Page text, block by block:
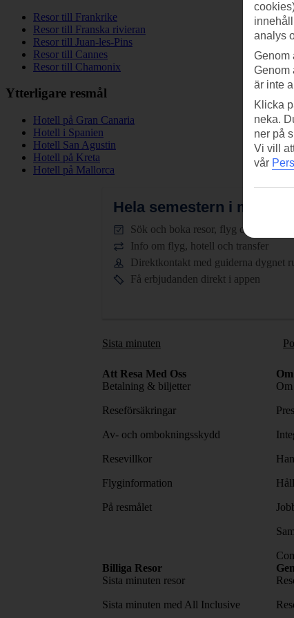
Resor till Frankrike
Resor till Franska rivieran
Resor till Juan-les-Pins
Resor till Cannes
Resor till Chamonix
Ytterligare resmål
Hotell på Gran Canaria
Hotell i Spanien
Hotell San Agustin
Hotell på Kreta
Hotell på Mallorca
Hela semestern i mobilen.
Sök och boka resor, flyg och hotell
Info om flyg, hotell och transfer
Direktkontakt med guiderna dygnet
Få erbjudanden direkt i appen
Sista minuten
Att Resa Med Oss
Betalning & biljetter
Reseförsäkringar
Av- och ombokningsskydd
Resevillkor
Flyginformation
På resmålet
Billiga Resor
Sista minuten resor
Sista minuten med All Inclusive
analys
Genom
Genom
är inte
Klicka
neka.
ner på
Vi vill
vår